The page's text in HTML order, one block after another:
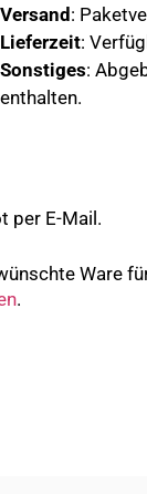
Versand :
Lieferzeit:
Sonstiges:
enthalten.
per E-Mail.
Ware
.